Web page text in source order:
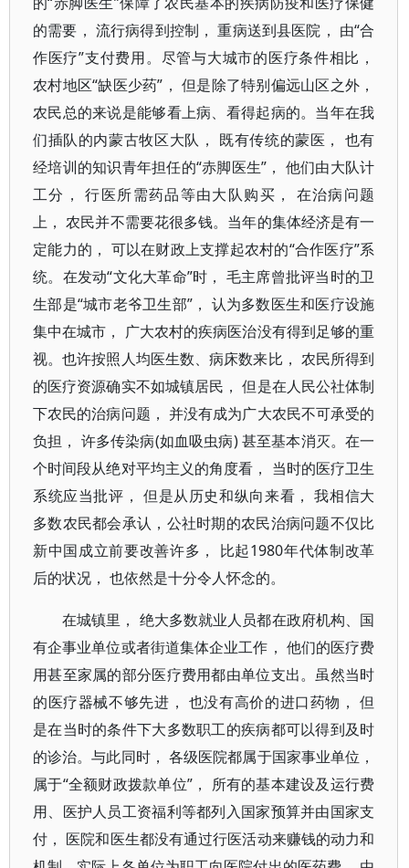
的需要， 流行病得到控制， 重病送到县医院， 由“合
作医疗”支付费用。尽管与大城市的医疗条件相比，
农村地区“缺医少药”， 但是除了特别偏远山区之外，
农民总的来说是能够看上病、看得起病的。当年在我
们插队的内蒙古牧区大队， 既有传统的蒙医， 也有
经培训的知识青年担任的“赤脚医生”， 他们由大队计
工分， 行医所需药品等由大队购买， 在治病问题
上， 农民并不需要花很多钱。当年的集体经济是有一
定能力的， 可以在财政上支撑起农村的“合作医疗”系
统。在发动“文化大革命”时， 毛主席曾批评当时的卫
生部是“城市老爷卫生部”， 认为多数医生和医疗设施
集中在城市， 广大农村的疾病医治没有得到足够的重
视。也许按照人均医生数、病床数来比， 农民所得到
的医疗资源确实不如城镇居民， 但是在人民公社体制
下农民的治病问题， 并没有成为广大农民不可承受的
负担， 许多传染病(如血吸虫病) 甚至基本消灭。在一
个时间段从绝对平均主义的角度看， 当时的医疗卫生
系统应当批评， 但是从历史和纵向来看， 我相信大
多数农民都会承认，公社时期的农民治病问题不仅比
新中国成立前要改善许多， 比起1980年代体制改革
后的状况， 也依然是十分令人怀念的。
在城镇里， 绝大多数就业人员都在政府机构、国
有企事业单位或者街道集体企业工作， 他们的医疗费
用甚至家属的部分医疗费用都由单位支出。虽然当时
的医疗器械不够先进， 也没有高价的进口药物， 但
是在当时的条件下大多数职工的疾病都可以得到及时
的诊治。与此同时， 各级医院都属于国家事业单位，
属于“全额财政拨款单位”， 所有的基本建设及运行费
用、医护人员工资福利等都列入国家预算并由国家支
付， 医院和医生都没有通过行医活动来赚钱的动力和